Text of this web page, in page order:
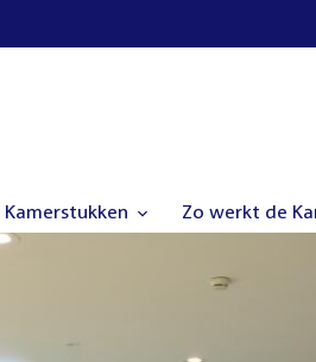
Kamerstukken Zo werkt de